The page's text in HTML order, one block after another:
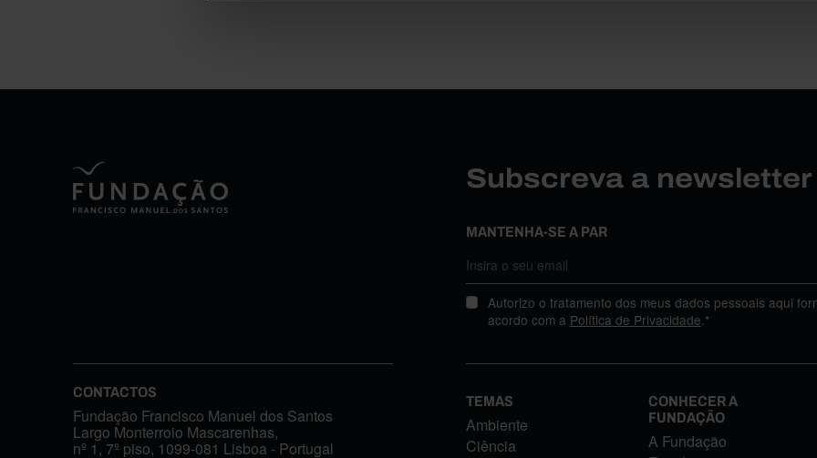
Subscreva a
MANTENHA-SE A PAR
Autorizo o tratamento dos meus dados pessoais aqui
acordo com a Política de Privacidade.*
CONTACTOS
Fundação Francisco Manuel dos Santos
Largo Monterroio Mascarenhas,
nº 1, 7º piso, 1099-081 Lisboa - Portugal
TEMAS
Ambiente
Ciência
CONHECER A
FUNDAÇÃO
A Fundação